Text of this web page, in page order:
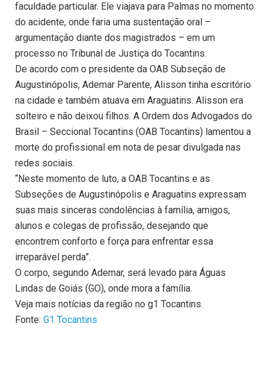
faculdade particular. Ele viajava para Palmas no momento
do acidente, onde faria uma sustentação oral –
argumentação diante dos magistrados – em um
processo no Tribunal de Justiça do Tocantins.
De acordo com o presidente da OAB Subseção de
Augustinópolis, Ademar Parente, Alisson tinha escritório
na cidade e também atuava em Araguatins. Alisson era
solteiro e não deixou filhos. A Ordem dos Advogados do
Brasil – Seccional Tocantins (OAB Tocantins) lamentou a
morte do profissional em nota de pesar divulgada nas
redes sociais.
“Neste momento de luto, a OAB Tocantins e as
Subseções de Augustinópolis e Araguatins expressam
suas mais sinceras condolências à família, amigos,
alunos e colegas de profissão, desejando que
encontrem conforto e força para enfrentar essa
irreparável perda”.
O corpo, segundo Ademar, será levado para Águas
Lindas de Goiás (GO), onde mora a família.
Veja mais notícias da região no g1 Tocantins.
Fonte: G1 Tocantins